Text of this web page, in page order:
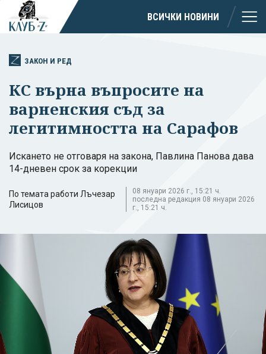
ВСИЧКИ НОВИНИ
ЗАКОН И РЕД
КС върна въпросите на
варненския съд за
легитимността на Сарафов
Искането не отговаря на закона, Павлина Панова дава
14-дневен срок за корекции
По темата работи Лъчезар
Лисицов
08 януари 2026 г., 15:21 ч.
последна редакция 08 януари 2026
г., 15:21 ч.